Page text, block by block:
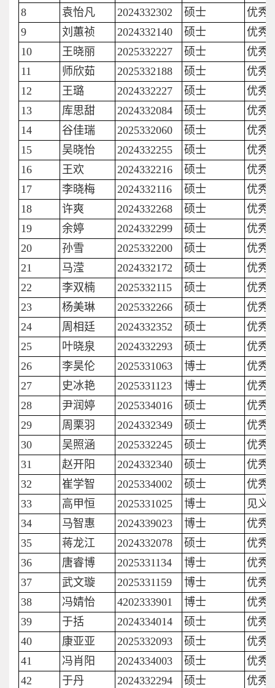
8
袁怡凡 2024332302 硕士
优秀
9
刘蕙祯 2024332140 硕士
优秀
10
王晓丽 2025332227 硕士
优秀
11
师欣茹 2025332188 硕士
优秀
12
王璐 2024332227 硕士
优秀
13
库思甜 2024332084 硕士
优秀
14
谷佳瑞 2025332060 硕士
优秀
15
吴晓怡 2024332255 硕士
优秀
16
王欢 2024332216 硕士
优秀
17
李晓梅 2024332116 硕士
优秀
18
许爽 2024332268 硕士
优秀
19
余婷 2024332299 硕士
优秀
20
孙雪 2025332200 硕士
优秀
21
马滢 2024332172 硕士
优秀
22
李双楠 2025332115 硕士
优秀
23
杨美琳 2025332266 硕士
优秀
24
周相廷 2024332352 硕士
优秀
25
叶晓泉 2024332293 硕士
优秀
26
李昊伦 2025331063 博士
优秀
27
史冰艳 2025331123 博士
优秀
28
尹润婷 2025334016 硕士
优秀
29
周栗羽 2024332349 硕士
优秀
30
吴照涵 2025332245 硕士
优秀
31
赵开阳 2024332340 硕士
优秀
32
崔学智 2025334002 硕士
优秀
33
高甲恒 2025331025 博士
见义
34
马智惠 2024339023 博士
优秀
35
蒋龙江 2024332078 硕士
优秀
36
唐睿博 2025331134 博士
优秀
37
武文璇 2025331159 博士
优秀
38
冯婧怡 4202333901 博士
优秀
39
于括 2024334014 硕士
优秀
40
康亚亚 2025332093 硕士
优秀
41
冯肖阳 2024334003 硕士
优秀
42
于丹 2024332294 硕士
优秀